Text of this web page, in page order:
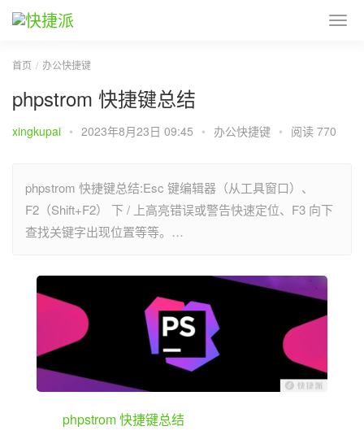
首页 办公快捷键
phpstrom 快捷键总结
xingkupai • 2023年8月23日 09:45 • 办公快捷键 • 阅读 770
phpstrom 快捷键总结:Esc 键编辑器（从工具窗口）、
F2（Shift+F2） 下 / 上高亮错误或警告快速定位、F3 向下
查找关键字出现位置等等。…
phpstrom 快捷键总结